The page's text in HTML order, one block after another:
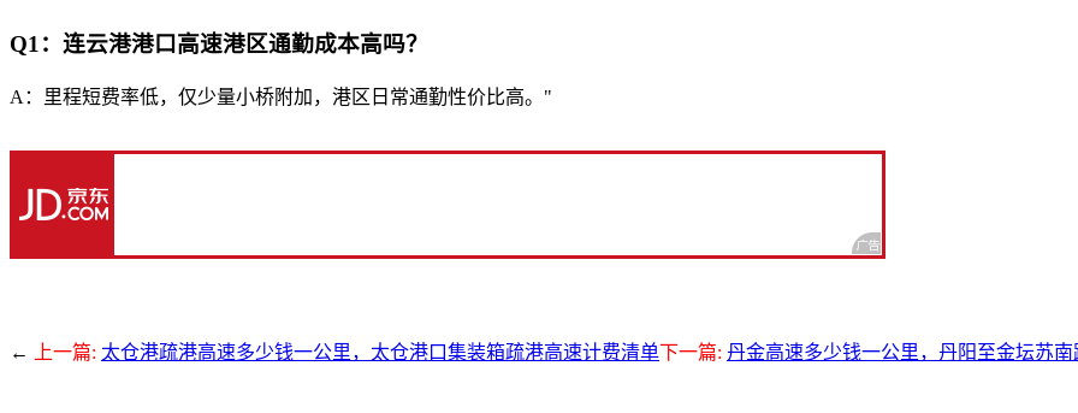
Q1：连云港港口高速港区通勤成本高吗？
A：里程短费率低，仅少量小桥附加，港区日常通勤性价比高。"
← 上一篇: 太仓港疏港高速多少钱一公里，太仓港口集装箱疏港高速计费清单下一篇: 丹金高速多少钱一公里，丹阳至金坛苏